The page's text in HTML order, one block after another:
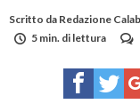
Scritto da Redazione
5 min. di lettura